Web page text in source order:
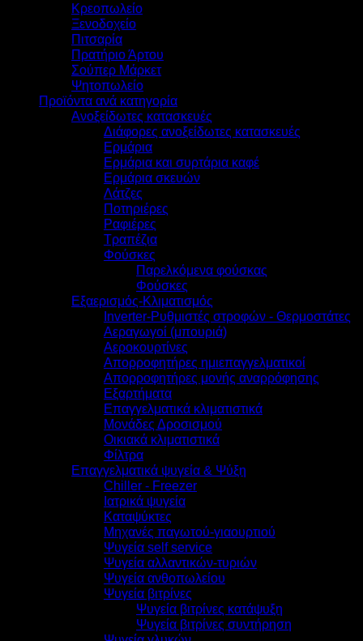
Κρεοπωλείο
Ξενοδοχείο
Πιτσαρία
Πρατήριο Άρτου
Σούπερ Μάρκετ
Ψητοπωλείο
Προϊόντα ανά κατηγορία
Ανοξείδωτες κατασκευές
Διάφορες ανοξείδωτες κατασκευές
Ερμάρια
Ερμάρια και συρτάρια καφέ
Ερμάρια σκευών
Λάτζες
Ποτηριέρες
Ραφιέρες
Τραπέζια
Φούσκες
Παρελκόμενα φούσκας
Φούσκες
Εξαερισμός-Κλιματισμός
Inverter-Ρυθμιστές στροφών - Θερμοστάτες
Αεραγωγοί (μπουριά)
Αεροκουρτίνες
Απορροφητήρες ημιεπαγγελματικοί
Απορροφητήρες μονής αναρρόφησης
Εξαρτήματα
Επαγγελματικά κλιματιστικά
Μονάδες Δροσισμού
Οικιακά κλιματιστικά
Φίλτρα
Επαγγελματικά ψυγεία & Ψύξη
Chiller - Freezer
Ιατρικά ψυγεία
Καταψύκτες
Μηχανές παγωτού-γιαουρτιού
Ψυγεία self service
Ψυγεία αλλαντικών-τυριών
Ψυγεία ανθοπωλείου
Ψυγεία βιτρίνες
Ψυγεία βιτρίνες κατάψυξη
Ψυγεία βιτρίνες συντήρηση